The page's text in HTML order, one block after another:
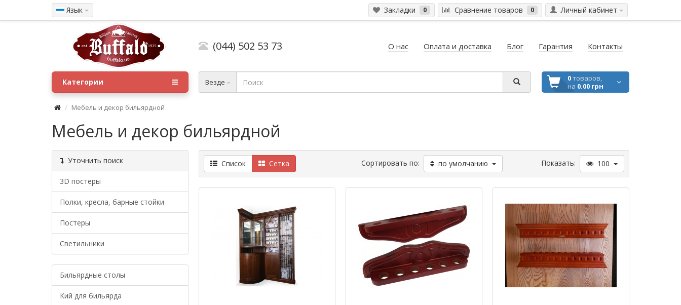
Язык Личный кабинет
Закладки 0 Сравнение товаров 0
(044) 502 53 73 О нас Оплата и доставка Блог Гарантия Контакты
Везде 0товаров,
на 0.00 грн
Категории
Мебель и декор бильярдной
Мебель и декор бильярдной
Уточнить поиск
3D постеры
Полки, кресла, барные стойки
Постеры
Светильники
Бильярдные столы
Кий для бильярда
Список Сетка Сортировать по: по умолчанию Показать: 100